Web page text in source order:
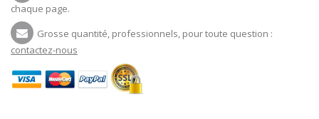
chaque page.
Grosse quantité, professionnels, pour toute question :
contactez-nous